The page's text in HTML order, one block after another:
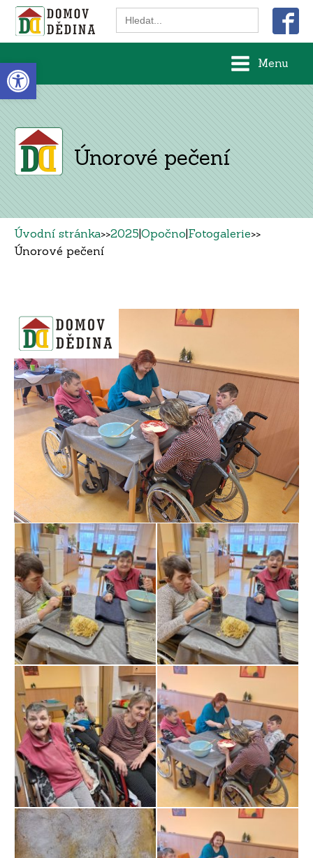
Open toolbar
Search
for:
Menu
Únorové pečení
Úvodní stránka>>2025|Opočno|Fotogalerie>>
Únorové pečení